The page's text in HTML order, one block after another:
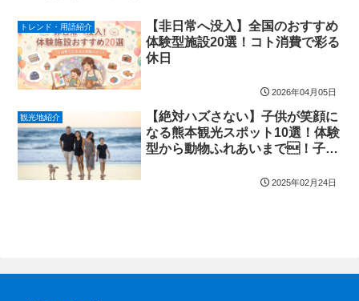
トレンド・用語紹介
【非日常へ没入】全国のおすすめ
体験型施設20選！コト消費で彩る
休日
2026年04月05日
観光地紹介
【絶対ハズさない】子供が笑顔に
なる熊本観光スポット10選！体験
型から動物ふれあいまで！子連
2025年02月24日